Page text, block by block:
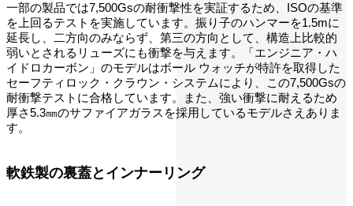
一部の製品では7,500Gsの耐衝撃性を実証するため、ISOの基準
を上回るテストを実施しています。振り子のハンマーを1.5mに
延長し、二方向のみならず、第三の方向として、構造上比較的
弱いとされるリューズにも衝撃を与えます。「エンジニア・ハ
イドロカーボン」のモデルはボール ウォッチが特許を取得した
セーフティロック・クラウン・システムにより、この7,500Gsの
耐衝撃テストに合格しています。また、強い衝撃に耐えるため
厚さ5.3㎜のサファイアガラスを採用しているモデルさえありま
す。
軟鉄製の裏蓋とインナーリング